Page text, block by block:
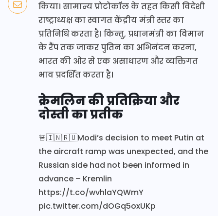
किया। सामान्य प्रोटोकॉल के तहत किसी विदेशी
राष्ट्राध्यक्ष का स्वागत केंद्रीय मंत्री स्तर का
प्रतिनिधि करता है। किन्तु, प्रधानमंत्री का विमान
के रैंप तक जाकर पुतिन का अभिनंदन करना,
भारत की ओर से एक असाधारण और व्यक्तिगत
भाव प्रदर्शित करता है।
क्रेमलिन की प्रतिक्रिया और
दोस्ती का प्रतीक
🚨🇮🇳🇷🇺Modi’s decision to meet Putin at
the aircraft ramp was unexpected, and the
Russian side had not been informed in
advance – Kremlin
https://t.co/wvhlaYQWmY
pic.twitter.com/dOGq5oxUKp